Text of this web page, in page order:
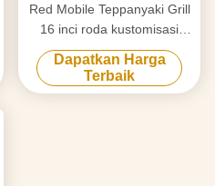
Red Mobile Teppanyaki Grill
16 inci roda kustomisasi
Pergerakan bebas Bahan
kelas makanan Hibachi Grill
Table
Dapatkan Harga
Terbaik